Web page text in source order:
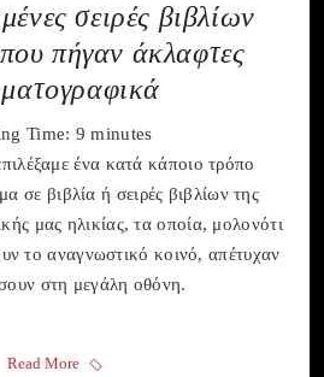
σειρές βιβλίων
πήγαν άκλαφτες
Time: 9 minutes
ένα κατά κάποιο τρόπο
σε βιβλία ή σειρές βιβλίων της
μας ηλικίας, τα οποία, μολονότι
το αναγνωστικό κοινό, απέτυχαν
στη μεγάλη οθόνη.
Read More